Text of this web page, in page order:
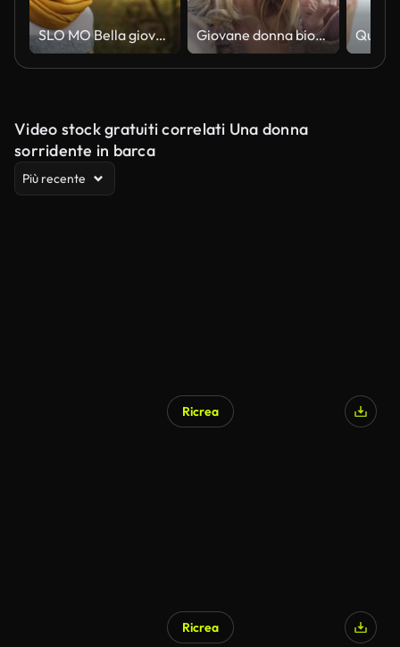
SLO MO Bella giovane donna che guarda le foglie secche che cadono dagli alberi nella foresta durante l'autunno Giovane donna bionda che sorride fiduciosa facendo selfie dalla macchina fotografica alla strada
Video stock gratuiti correlati Una donna
sorridente in barca
Più recente
Ricrea
Ricrea